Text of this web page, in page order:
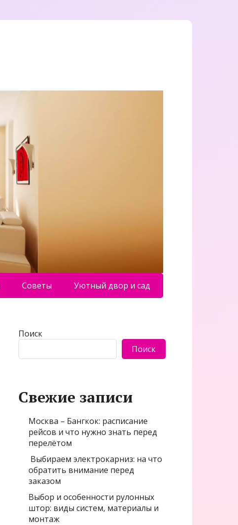
Советы Уютный двор и сад
Поиск
Поиск
Свежие записи
Москва – Бангкок: расписание
рейсов и что нужно знать перед
перелётом
Выбираем электрокарниз: на что
обратить внимание перед
заказом
Выбор и особенности рулонных
штор: виды систем, материалы и
монтаж